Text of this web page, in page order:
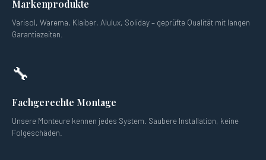
Markenprodukte
Varisol, Warema, Klaiber, Alulux, Soliday – geprüfte Qualität mit langen
Garantiezeiten.
🔧
Fachgerechte Montage
Unsere Monteure kennen jedes System. Saubere Installation, keine
Folgeschäden.